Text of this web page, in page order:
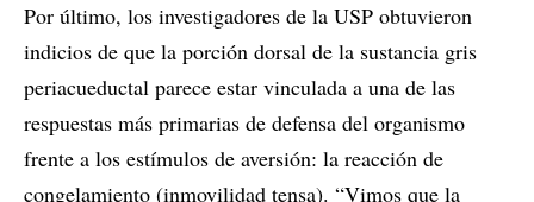
Por último, los investigadores de la USP obtuvieron
indicios de que la porción dorsal de la sustancia gris
periacueductal parece estar vinculada a una de las
respuestas más primarias de defensa del organismo
frente a los estímulos de aversión: la reacción de
congelamiento (inmovilidad tensa). “Vimos que la